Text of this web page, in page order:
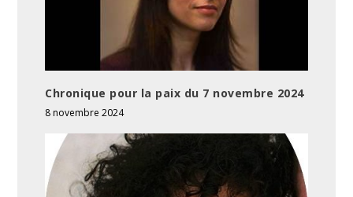
Chronique pour la paix du 7 novembre 2024
8 novembre 2024